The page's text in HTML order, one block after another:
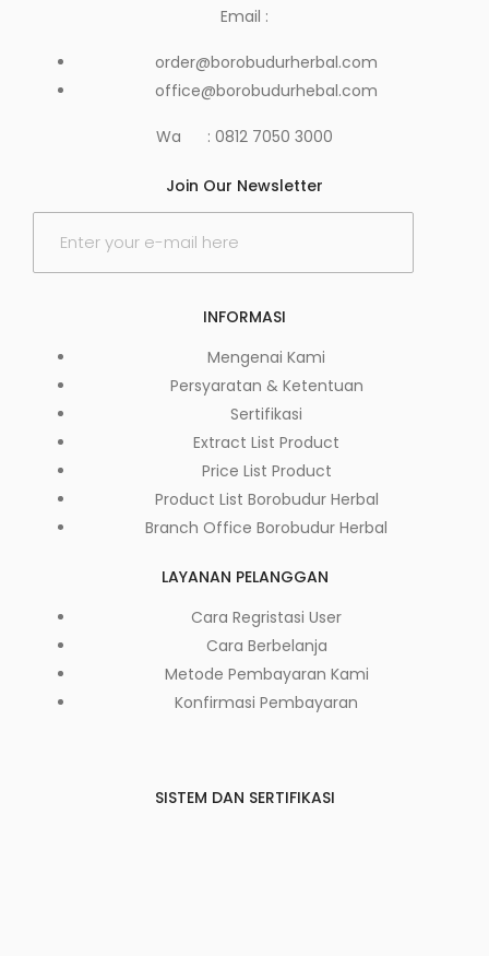
Email :
order@borobudurherbal.com
office@borobudurhebal.com
Wa : 0812 7050 3000
Join Our Newsletter
INFORMASI
Mengenai Kami
Persyaratan & Ketentuan
Sertifikasi
Extract List Product
Price List Product
Product List Borobudur Herbal
Branch Office Borobudur Herbal
LAYANAN PELANGGAN
Cara Regristasi User
Cara Berbelanja
Metode Pembayaran Kami
Konfirmasi Pembayaran
SISTEM DAN SERTIFIKASI